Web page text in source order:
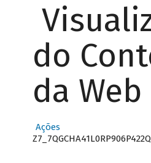
do
da Web
Ações